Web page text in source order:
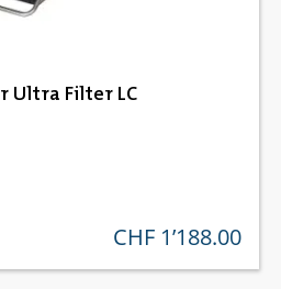
Ultra Filter LC
regulärer preis:
CHF 1’188.00